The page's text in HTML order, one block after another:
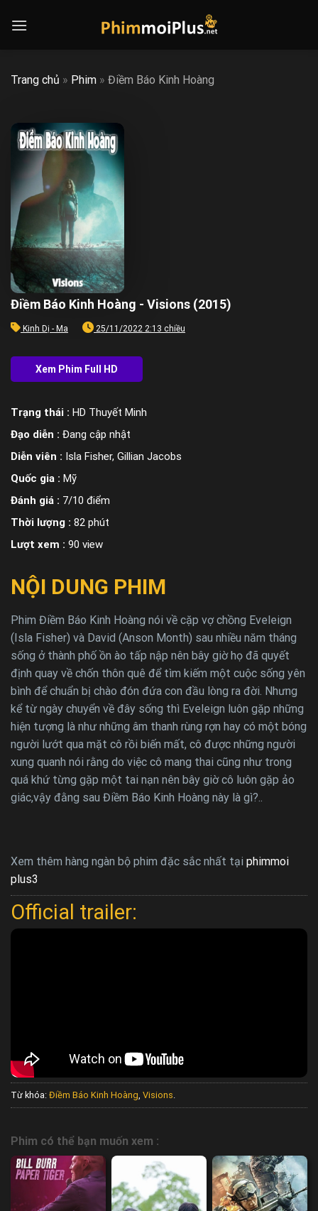
Trang chủ » Phim » Điềm Báo Kinh Hoàng
Điềm Báo Kinh Hoàng - Visions (2015)
Kinh Dị - Ma 25/11/2022 2:13 chiều
Trạng thái : HD Thuyết Minh
Đạo diễn : Đang cập nhật
Diễn viên : Isla Fisher, Gillian Jacobs
Quốc gia : Mỹ
Đánh giá : 7/10 điểm
Thời lượng : 82 phút
Lượt xem : 90 view
NỘI DUNG PHIM
Phim Điềm Báo Kinh Hoàng nói về cặp vợ chồng Eveleign
(Isla Fisher) và David (Anson Month) sau nhiều năm tháng
sống ở thành phố ồn ào tấp nập nên bây giờ họ đã quyết
định quay về chốn thôn quê để tìm kiếm một cuộc sống yên
bình để chuẩn bị chào đón đứa con đầu lòng ra đời. Nhưng
kể từ ngày chuyển về đây sống thì Eveleign luôn gặp những
hiện tượng là như những âm thanh rùng rợn hay có một bóng
người lướt qua mặt cô rồi biến mất, cô được những người
xung quanh nói rằng do việc cô mang thai cũng như trong
quá khứ từng gặp một tai nạn nên bây giờ cô luôn gặp ảo
giác,vậy đằng sau Điềm Báo Kinh Hoàng này là gì?..
Xem thêm hàng ngàn bộ phim đặc sắc nhất tại phimmoi
plus3
Official trailer:
Từ khóa: Điềm Báo Kinh Hoàng Visions
Phim có thể bạn muốn xem :